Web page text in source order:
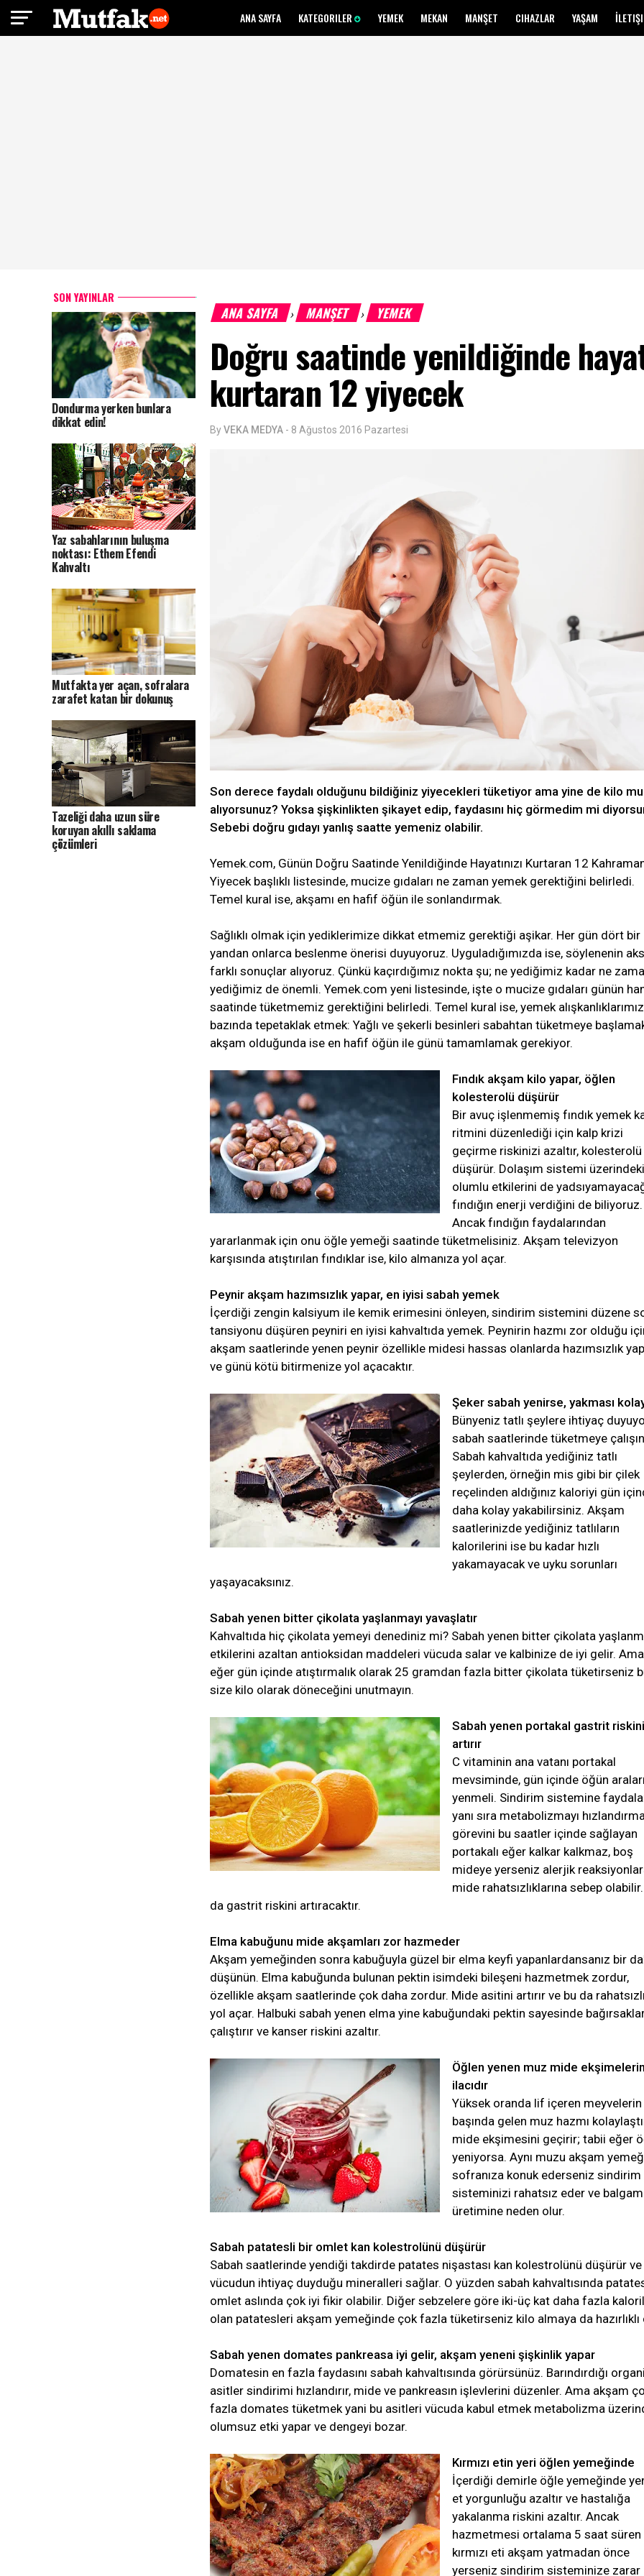
ANA SAYFA KATEGORILER YEMEK MEKAN MANŞET CIHAZLAR YAŞAM
SON YAYINLAR
Dondurma yerken bunlara
dikkat edin!
Yaz sabahlarının buluşma
noktası: Ethem Efendi
Kahvaltı
Mutfakta yer açan, sofralara
zarafet katan bir dokunuş
Tazeliği daha uzun süre
koruyan akıllı saklama
çözümleri
ANA SAYFA › MANŞET › YEMEK
Doğru saatinde yenildiğinde
kurtaran 12 yiyecek
ByVEKA MEDYA - 8 Ağustos 2016 Pazartesi
Son derece faydalı olduğunu bildiğiniz yiyecekleri tüketiyor ama yine de kilo mu
alıyorsunuz? Yoksa şişkinlikten şikayet edip, faydasını hiç görmedim mi
Sebebi doğru gıdayı yanlış saatte yemeniz olabilir.
Yemek.com, Günün Doğru Saatinde Yenildiğinde Hayatınızı Kurtaran 12
Yiyecek başlıklı listesinde, mucize gıdaları ne zaman yemek gerektiğini belirledi.
Temel kural ise, akşamı en hafif öğün ile sonlandırmak.
Sağlıklı olmak için yediklerimize dikkat etmemiz gerektiği aşikar. Her gün dört bir
yandan onlarca beslenme önerisi duyuyoruz. Uyguladığımızda ise, söylenenin
farklı sonuçlar alıyoruz. Çünkü kaçırdığımız nokta şu; ne yediğimiz kadar ne
yediğimiz de önemli. Yemek.com yeni listesinde, işte o mucize gıdaları günün
saatinde tüketmemiz gerektiğini belirledi. Temel kural ise, yemek
bazında tepetaklak etmek: Yağlı ve şekerli besinleri sabahtan tüketmeye
akşam olduğunda ise en hafif öğün ile günü tamamlamak gerekiyor.
Fındık akşam kilo yapar, öğlen
kolesterolü düşürür
Bir avuç işlenmemiş fındık yemek
ritmini düzenlediği için kalp krizi
geçirme riskinizi azaltır, kolesterolü
düşürür. Dolaşım sistemi üzerindeki
olumlu etkilerini de
fındığın enerji verdiğini de biliyoruz.
Ancak fındığın faydalarından
yararlanmak için onu öğle yemeği saatinde tüketmelisiniz. Akşam televizyon
karşısında atıştırılan fındıklar ise, kilo almanıza yol açar.
Peynir akşam hazımsızlık yapar, en iyisi sabah yemek
İçerdiği zengin kalsiyum ile kemik erimesini önleyen, sindirim sistemini düzene
tansiyonu düşüren peyniri en iyisi kahvaltıda yemek. Peynirin hazmı zor olduğu
akşam saatlerinde yenen peynir özellikle midesi hassas olanlarda hazımsızlık
ve günü kötü bitirmenize yol açacaktır.
Şeker sabah yenirse, yakması
Bünyeniz tatlı şeylere ihtiyaç
sabah saatlerinde tüketmeye
Sabah kahvaltıda yediğiniz tatlı
şeylerden, örneğin mis gibi bir çilek
reçelinden aldığınız kaloriyi gün
daha kolay yakabilirsiniz. Akşam
saatlerinizde yediğiniz tatlıların
kalorilerini ise bu kadar hızlı
yakamayacak ve uyku sorunları
yaşayacaksınız.
Sabah yenen bitter çikolata yaşlanmayı yavaşlatır
Kahvaltıda hiç çikolata yemeyi denediniz mi? Sabah yenen bitter çikolata
etkilerini azaltan antioksidan maddeleri vücuda salar ve kalbinize de iyi gelir. Ama
eğer gün içinde atıştırmalık olarak 25 gramdan fazla bitter çikolata tüketirseniz
size kilo olarak döneceğini unutmayın.
Sabah yenen portakal gastrit riskini
artırır
C vitaminin ana vatanı portakal
mevsiminde, gün içinde öğün
yenmeli. Sindirim sistemine
yanı sıra metabolizmayı
görevini bu saatler içinde sağlayan
portakalı eğer kalkar kalkmaz, boş
mideye yerseniz alerjik
mide rahatsızlıklarına sebep
da gastrit riskini artıracaktır.
Elma kabuğunu mide akşamları zor hazmeder
Akşam yemeğinden sonra kabuğuyla güzel bir elma keyfi yapanlardansanız bir
düşünün. Elma kabuğunda bulunan pektin isimdeki bileşeni hazmetmek zordur,
özellikle akşam saatlerinde çok daha zordur. Mide asitini artırır ve bu da
yol açar. Halbuki sabah yenen elma yine kabuğundaki pektin sayesinde
çalıştırır ve kanser riskini azaltır.
Öğlen yenen muz mide
ilacıdır
Yüksek oranda lif içeren meyvelerin
başında gelen muz hazmı
mide ekşimesini geçirir; tabii eğer
yeniyorsa. Aynı muzu akşam
sofranıza konuk ederseniz sindirim
sisteminizi rahatsız eder ve balgam
üretimine neden olur.
Sabah patatesli bir omlet kan kolestrolünü düşürür
Sabah saatlerinde yendiği takdirde patates nişastası kan kolestrolünü düşürür ve
vücudun ihtiyaç duyduğu mineralleri sağlar. O yüzden sabah kahvaltısında
omlet aslında çok iyi fikir olabilir. Diğer sebzelere göre iki-üç kat daha fazla
olan patatesleri akşam yemeğinde çok fazla tüketirseniz kilo almaya da hazırlıklı
Sabah yenen domates pankreasa iyi gelir, akşam yeneni şişkinlik yapar
Domatesin en fazla faydasını sabah kahvaltısında görürsünüz. Barındırdığı
asitler sindirimi hızlandırır, mide ve pankreasın işlevlerini düzenler. Ama akşam
fazla domates tüketmek yani bu asitleri vücuda kabul etmek metabolizma
olumsuz etki yapar ve dengeyi bozar.
Kırmızı etin yeri öğlen yemeğinde
İçerdiği demirle öğle yemeğinde
et yorgunluğu azaltır ve hastalığa
yakalanma riskini azaltır. Ancak
hazmetmesi ortalama 5 saat süren
kırmızı eti akşam yatmadan önce
yerseniz sindirim sisteminize zarar